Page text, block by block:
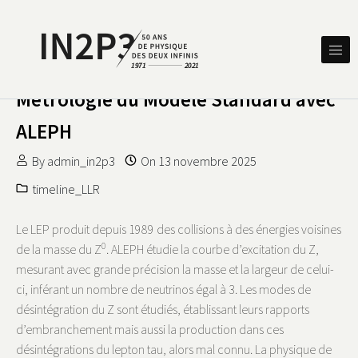
IN2P3 50 ANS DE PHYSIQUE
Métrologie du Modèle Standard avec
ALEPH
By admin_in2p3 On 13 novembre 2025
timeline_LLR
Le LEP produit depuis 1989 des collisions à des énergies voisines
de la masse du Z0. ALEPH étudie la courbe d’excitation du Z,
mesurant avec grande précision la masse et la largeur de celui-
ci, inférant un nombre de neutrinos égal à 3. Les modes de
désintégration du Z sont étudiés, établissant leurs rapports
d’embranchement mais aussi la production dans ces
désintégrations du lepton tau, alors mal connu. La physique de